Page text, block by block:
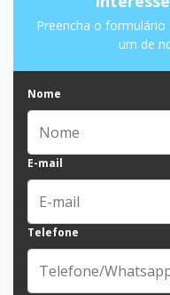
Preencha o
um de
Nome
E-mail
Telefone